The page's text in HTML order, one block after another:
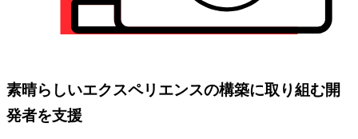
素晴らしいエクスペリエンスの構築に取り組む開
発者を支援